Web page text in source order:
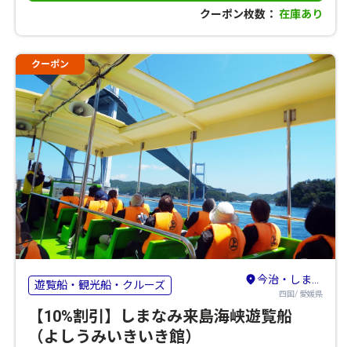
クーポン枚数： 在庫あり
クーポン
遊覧船・観光船・クルーズ 今治・しまなみ海道
四国/ 愛媛県
【10%割引】しまなみ来島海峡遊覧船
（よしうみいきいき館）